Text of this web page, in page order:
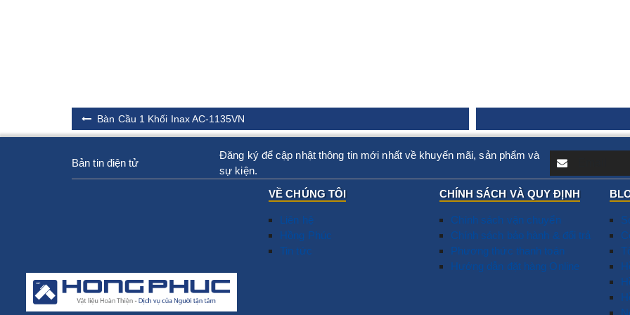
Bàn Cầu 1 Khối Inax AC-1135VN
Bản tin điện tử
Đăng ký để cập nhật thông tin mới nhất về khuyến mãi, sản phẩm và
sự kiện.
VỀ CHÚNG TÔI
Liên hệ
Hồng Phúc
Tin tức
CHÍNH SÁCH VÀ QUY ĐỊNH
Chính sách vận chuyển
Chính sách bảo hành & đổi trả
Phương thức thanh toán
Hướng dẫn đặt hàng Online